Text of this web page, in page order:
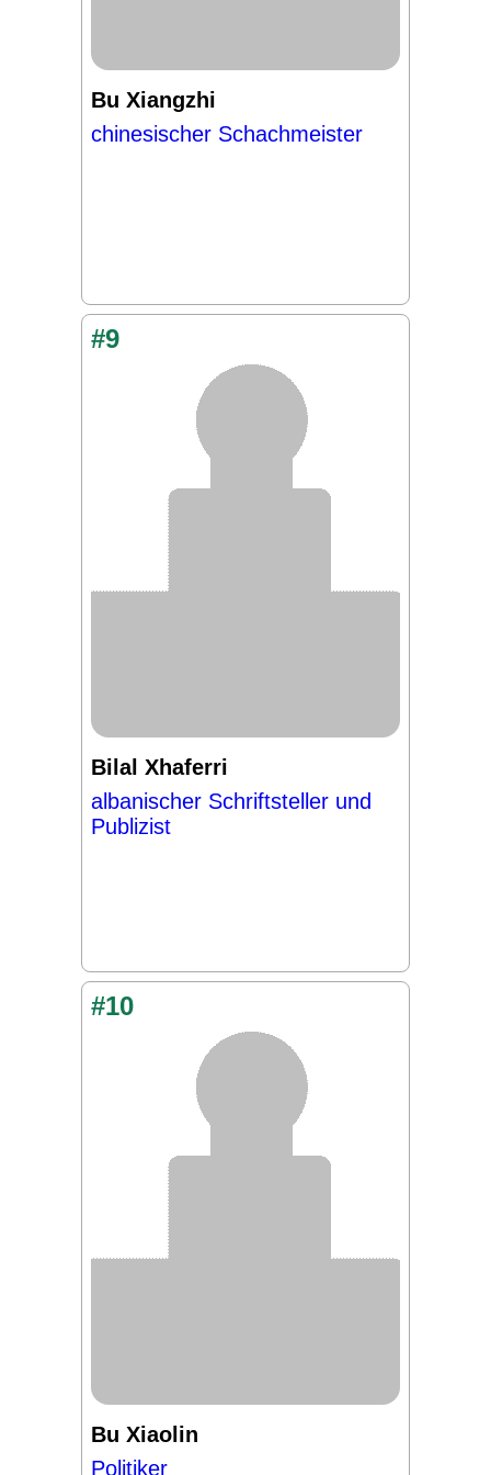
Bu Xiangzhi
chinesischer Schachmeister
#9
Bilal Xhaferri
albanischer Schriftsteller und
Publizist
#10
Bu Xiaolin
Politiker